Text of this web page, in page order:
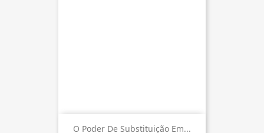
O Poder De Substituição Em...